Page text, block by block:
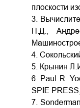
плоскости
3.
П.Д.,
4.
5. Крынин
6. Paul R.
SPIE
7.